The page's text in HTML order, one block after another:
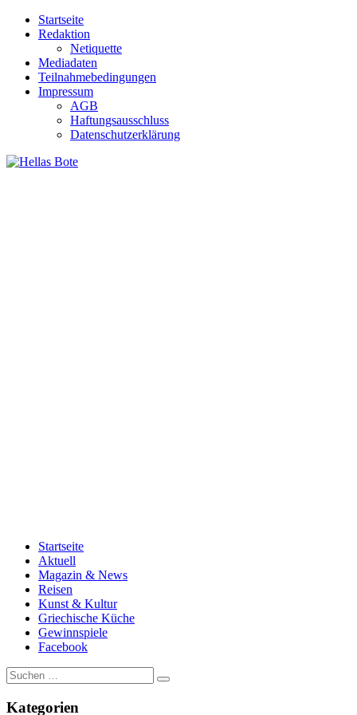
Zum
Inhalt
Startseite
Redaktion
Netiquette
Mediadaten
Teilnahmebedingungen
Impressum
AGB
Haftungsausschluss
Datenschutzerklärung
Startseite
Aktuell
Magazin & News
Reisen
Kunst & Kultur
Griechische Küche
Gewinnspiele
Facebook
Suche
nach:
Kategorien